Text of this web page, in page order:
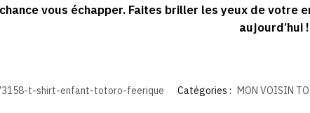
vous échapper. Faites briller les yeux de votre
aujourd’hui !
t-shirt-enfant-totoro-feerique Catégories : MON VOISIN